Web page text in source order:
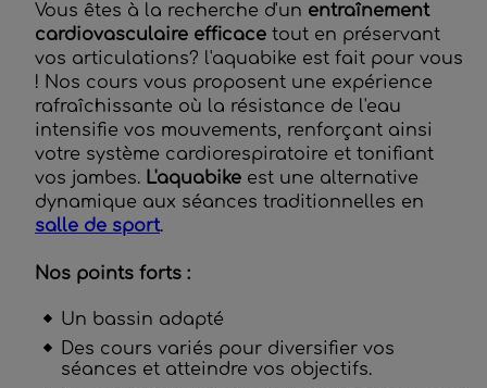
Vous êtes à la recherche d'un entraînement
cardiovasculaire efficace tout en préservant
vos articulations? l'aquabike est fait pour vous
! Nos cours vous proposent une expérience
rafraîchissante où la résistance de l'eau
intensifie vos mouvements, renforçant ainsi
votre système cardiorespiratoire et tonifiant
vos jambes. L'aquabike est une alternative
dynamique aux séances traditionnelles en
salle de sport.
Nos points forts :
Un bassin adapté
Des cours variés pour diversifier vos
séances et atteindre vos objectifs.